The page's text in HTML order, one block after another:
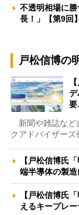
不透明相場に
長！」【第9回】
戸松信博の
デ
新聞や雑誌など
クアドバイザーズ
【戸松信博氏
端半導体の製
【戸松信博氏
えるキープレ